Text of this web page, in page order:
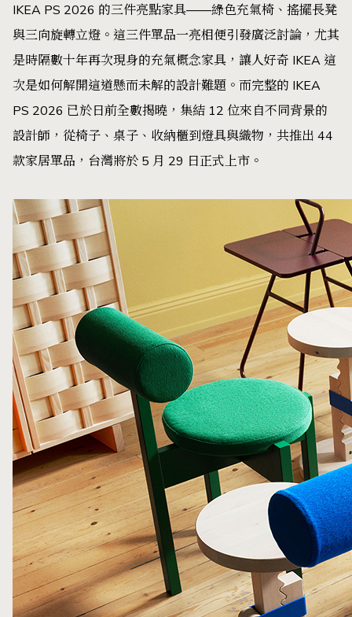
IKEA PS 2026 的三件亮點家具——綠色充氣椅、搖擺長凳
與三向旋轉立燈。這三件單品一亮相便引發廣泛討論，尤其
是時隔數十年再次現身的充氣概念家具，讓人好奇 IKEA 這
次是如何解開這道懸而未解的設計難題。而完整的 IKEA
PS 2026 已於日前全數揭曉，集結 12 位來自不同背景的
設計師，從椅子、桌子、收納櫃到燈具與織物，共推出 44
款家居單品，台灣將於 5 月 29 日正式上市。